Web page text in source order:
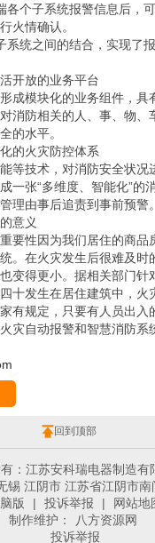
各个子系统报警信息后，
火情确认。
系统之间的结合，实现了
开放的业务平台
成模块化的业务组件，具
消防相关的人、事、物、
的水平。
的火灾防控体系
等技术，对消防安全状况
一张“多维度、智能化”的
理由事后追责到事前预警。
意义
要性因为我们居住的商品
。在火灾发生后很难及时
变得更小。据相关部门针
十发生在居住建筑中，火
有规定，只要有人员出入
灾自动报警和智慧消防系
回到顶部
：江苏安科瑞电器制造有
锡 江阴市 江苏省江阴市
版
| 投诉举报 |
网站地
制作维护：
八方资源网
投诉举报